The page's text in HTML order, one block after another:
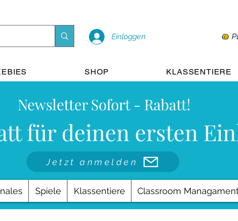
Einloggen
SHOP KLASSENTIERE
Newsletter Sofort - Rabatt!
für deinen ersten
Jetzt anmelden
Spiele Klassentiere Classroom